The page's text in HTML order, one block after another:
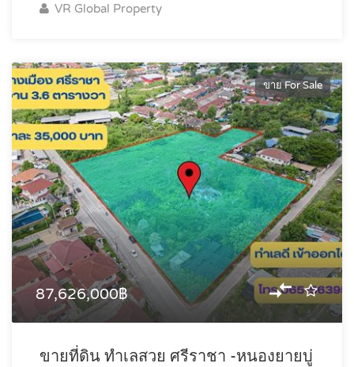
VR Global Property
ขาย For Sale
87,626,000฿
ขายที่ดิน ทำเลสวย ศรีราชา -หนองยายบู่